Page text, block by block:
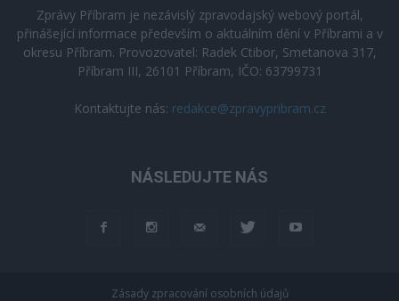
Zprávy Příbram je nezávislý zpravodajský webový portál,
přinášející informace především o aktuálním dění v Příbrami a v
okresu Příbram. Provozovatel: Radek Ctibor, Smetanova 317,
Příbram III, 26101 Příbram, IČO: 63799731
Kontaktujte nás: redakce@zpravypribram.cz
NÁSLEDUJTE NÁS
Zásady zpracování osobních údajů